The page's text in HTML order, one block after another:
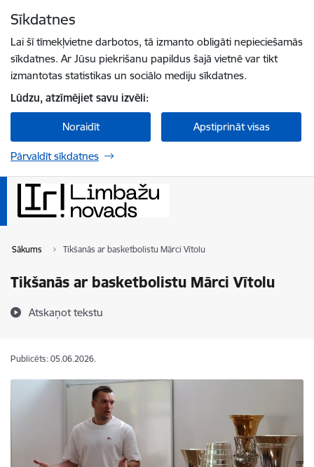
Sīkdatnes
Lai šī tīmekļvietne darbotos, tā izmanto obligāti nepieciešamās
sīkdatnes. Ar Jūsu piekrišanu papildus šajā vietnē var tikt
izmantotas statistikas un sociālo mediju sīkdatnes.
Lūdzu, atzīmējiet savu izvēli:
Noraidīt Apstiprināt visas
Pārvaldīt sīkdatnes
Sākums Tikšanās ar basketbolistu Mārci Vītolu
Tikšanās ar basketbolistu Mārci Vītolu
Atskaņot tekstu
Publicēts: 05.06.2026.